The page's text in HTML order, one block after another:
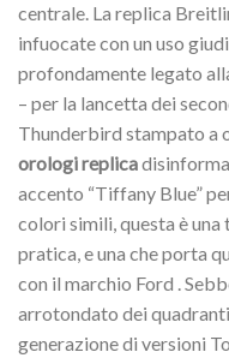
centrale. La replica
infuocate con un uso
profondamente legato
– per la lancetta dei
Thunderbird stampato a
orologi replica
accento “Tiffany Blue”
colori simili, questa è
pratica, e una che porta
con il marchio Ford .
arrotondato dei
generazione di versioni